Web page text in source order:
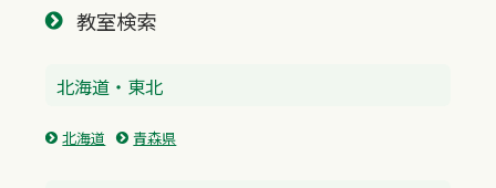
教室検索
北海道・東北
北海道 青森県